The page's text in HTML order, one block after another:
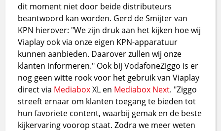
dit moment niet door beide distributeurs
beantwoord kan worden. Gerd de Smijter van
KPN hierover: "We zijn druk aan het kijken hoe wij
Viaplay ook via onze eigen KPN-apparatuur
kunnen aanbieden. Daarover zullen wij onze
klanten informeren." Ook bij VodafoneZiggo is er
nog geen witte rook voor het gebruik van Viaplay
direct via MediaboxXL en Mediabox Next. "Ziggo
streeft ernaar om klanten toegang te bieden tot
hun favoriete content, waarbij gemak en de beste
kijkervaring voorop staat. Zodra we meer weten